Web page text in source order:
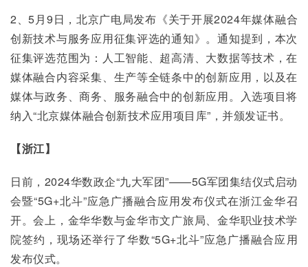
2、5月9日，北京广电局发布《关于开展2024年媒体融合
创新技术与服务应用征集评选的通知》。通知提到，本次
征集评选范围为：人工智能、超高清、大数据等技术，在
媒体融合内容采集、生产等全链条中的创新应用，以及在
媒体与政务、商务、服务融合中的创新应用。入选项目将
纳入“北京媒体融合创新技术应用项目库”，并颁发证书。
【浙江】
日前，2024华数政企“九大军团”——5G军团集结仪式启动
会暨“5G+北斗”应急广播融合应用发布仪式在浙江金华召
开。会上，金华华数与金华市文广旅局、金华职业技术学
院签约，现场还举行了华数“5G+北斗”应急广播融合应用
发布仪式。